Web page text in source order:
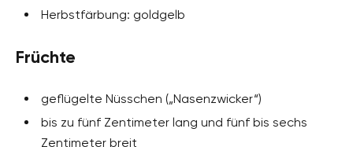
Herbstfärbung: goldgelb
Früchte
geflügelte Nüsschen („Nasenzwicker“)
bis zu fünf Zentimeter lang und fünf bis sechs
Zentimeter breit